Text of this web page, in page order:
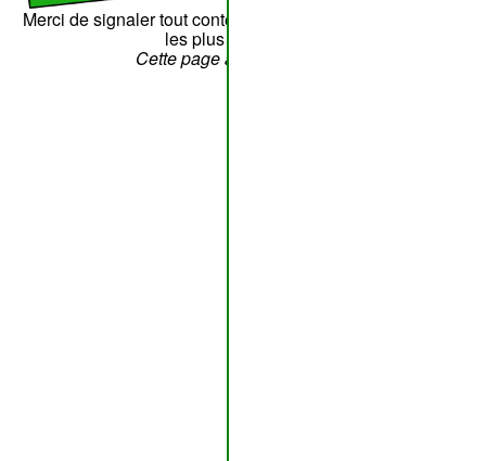
Merci de signaler tout contenu erroné. Il sera corrigé dans
les plus brefs délais.
Cette page a été vue